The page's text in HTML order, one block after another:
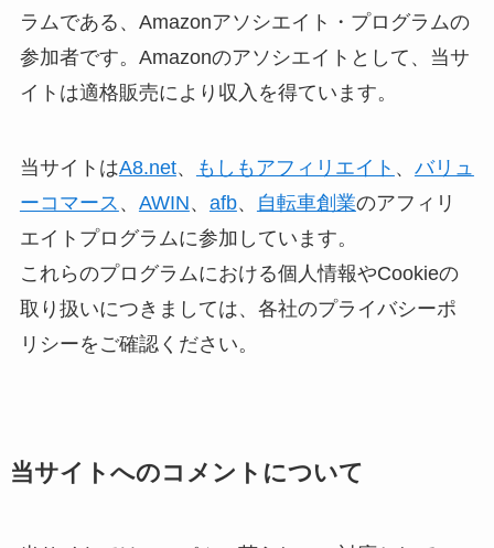
ラムである、Amazonアソシエイト・プログラムの
参加者です。Amazonのアソシエイトとして、当サ
イトは適格販売により収入を得ています。
当サイトはA8.net、 もしもアフィリエイト 、 バリュ
ーコマース 、 AWIN、 afb、 自転車創業のアフィリ
エイトプログラムに参加しています。
これらのプログラムにおける個人情報やCookieの
取り扱いにつきましては、各社のプライバシーポ
リシーをご確認ください。
当サイトへのコメントについて